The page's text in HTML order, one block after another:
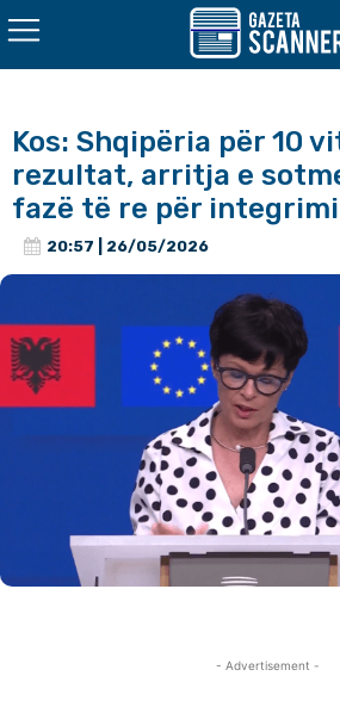
Kos: Shqipëria për 10
rezultat, arritja e
fazë të re për
20:57 | 26/05/2026
- Advertisement -